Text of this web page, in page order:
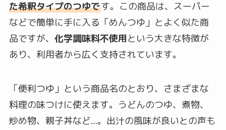
た希釈タイプのつゆです。この商品は、スーパー
などで簡単に手に入る「めんつゆ」とよく似た商
品ですが、 化学調味料不使用という大きな特徴が
あり、利用者から広く支持されています。
「便利つゆ」という商品名のとおり、さまざまな
料理の味つけに使えます。うどんのつゆ、煮物、
炒め物、親子丼など…。出汁の風味が良いとの声も